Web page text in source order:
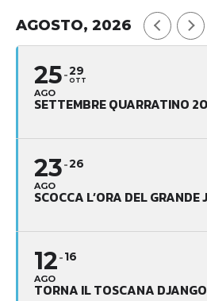
AGOSTO, 2026
25
AGO
29
OTT
SETTEMBRE QUARRATINO
23
AGO
26
SCOCCA L’ORA DEL GRANDE
12
AGO
16
TORNA IL TOSCANA